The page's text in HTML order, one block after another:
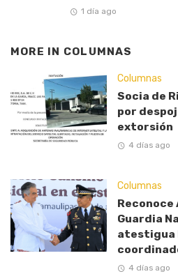
1 día ago
MORE IN COLUMNAS
Columnas
Socia de
por
extorsión
4 días ago
Columnas
Reconoce
Guardia
atestigua
4 días ago